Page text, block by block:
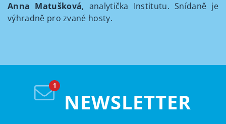
Anna Matušková, analytička Institutu. Snídaně je
výhradně pro zvané hosty.
NEWSLETTER